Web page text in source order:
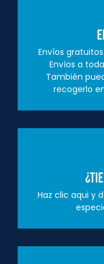
Envíos
Envíos a
También
recogerlo
Haz clic aqui y